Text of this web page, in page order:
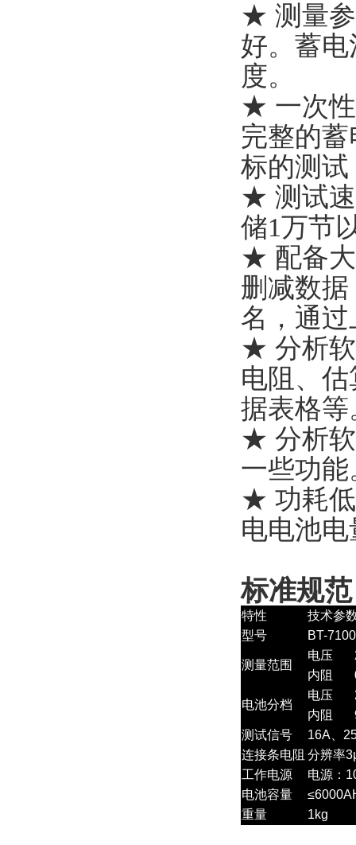
★ 测量参
好。蓄
度。
★ 一次性
完整的
标的测
★ 测试速
储1万节
★ 配备大
删减数
名，通
★ 分析软
电阻、
据表格等
★ 分析软
一些功能
★ 功耗低
电电池
标准规范
特性
技术参
型号
BT-
测量范围
电压
内阻
电池分档
电压
内阻
测试信号
16A、
连接条电阻 分辨率
工作电源
电源：
电池容量
重量
1kg